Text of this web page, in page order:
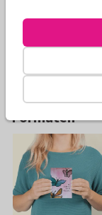
Papiersoort:
Envelop:
Formaten